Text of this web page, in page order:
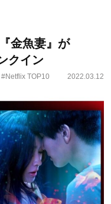
金魚妻』が
クイン
#Netflix TOP10 2022.03.12